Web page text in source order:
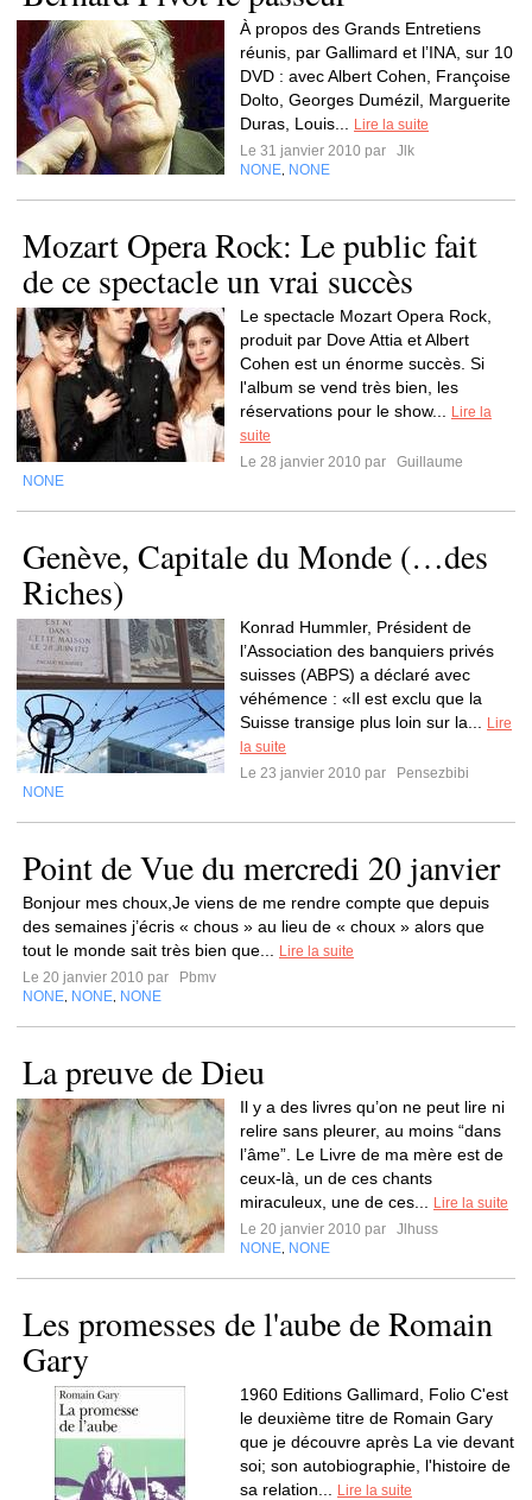
À propos des Grands Entretiens
réunis, par Gallimard et l’INA, sur 10
DVD : avec Albert Cohen, Françoise
Dolto, Georges Dumézil, Marguerite
Duras, Louis...
Lire la suite
Le 31 janvier 2010 par
Jlk
NONE NONE
Mozart Opera Rock: Le public fait
de ce spectacle un vrai succès
Le spectacle Mozart Opera Rock,
produit par Dove Attia et Albert
Cohen est un énorme succès. Si
l'album se vend très bien, les
réservations pour le show...
Lire la
suite
Le 28 janvier 2010 par
Guillaume
NONE
Genève, Capitale du Monde (…des
Riches)
Konrad Hummler, Président de
l’Association des banquiers privés
suisses (ABPS) a déclaré avec
véhémence : «Il est exclu que la
Suisse transige plus loin sur la...
Lire
la suite
Le 23 janvier 2010 par
Pensezbibi
NONE
Point de Vue du mercredi 20 janvier
Bonjour mes choux,Je viens de me rendre compte que depuis
des semaines j’écris « chous » au lieu de « choux » alors que
tout le monde sait très bien que...
Lire la suite
Le 20 janvier 2010 par
Pbmv
NONE NONE NONE
La preuve de Dieu
Il y a des livres qu’on ne peut lire ni
relire sans pleurer, au moins “dans
l’âme”. Le Livre de ma mère est de
ceux-là, un de ces chants
miraculeux, une de ces...
Lire la suite
Le 20 janvier 2010 par
Jlhuss
NONE NONE
Les promesses de l'aube de Romain
Gary
1960 Editions Gallimard, Folio C'est
le deuxième titre de Romain Gary
que je découvre après La vie devant
soi; son autobiographie, l'histoire de
sa relation...
Lire la suite